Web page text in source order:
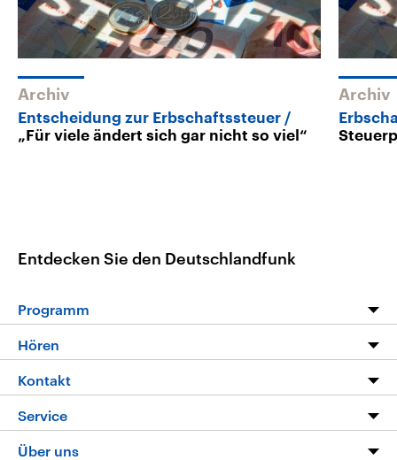
Archiv
Entscheidung zur Erbschaftssteuer
„Für viele ändert sich gar nicht so viel“
Archiv
Entdecken Sie den Deutschlandfunk
Programm
Programm
Die Nachrichten
Nachrichtenleicht
Neue Beiträge auf dlf.de
Hören
Livestream
Podcasts
Kontakt
Hörerservice
Service
FAQ
Über uns